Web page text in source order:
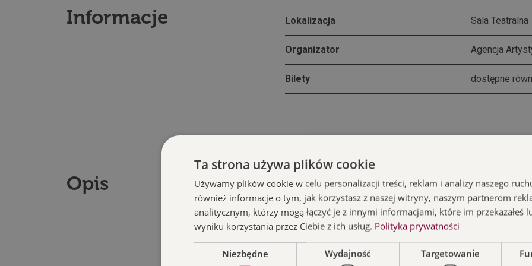
Informacje Lokalizacja Sala Teatralna
Organizator Agencja
Bilety dostępne
Opis
Kabaret Ani Mru-Mru z najnowszym programem „Mniej
Ani Mru-Mru to kabaret dla każdego. Artyści podejmują
rozchwytywani przez publiczność w każdym wieku, a
niepowtarzalny styl. Za jego sprawą zdobyli tysiące
Rodzaj żartów, gagów i skeczy doskonale trafi nie tylko w
również środowiska kabaretowego. Gdziekolwiek by się
Ta strona używa plików cookie
Używamy plików cookie w celu personalizacji treści, reklam i analizy naszego
również informacje o tym, jak korzystasz z naszej witryny, naszym partnerom
analitycznym, którzy mogą łączyć je z innymi informacjami, które im przekazałeś
wyniku korzystania przez Ciebie z ich usług. Polityka prywatności
Niezbędne Wydajność Targetowanie